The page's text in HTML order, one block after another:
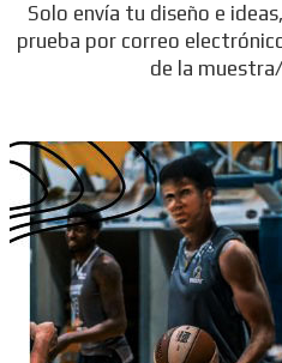
Solo envía tu diseño e
prueba por correo
de la